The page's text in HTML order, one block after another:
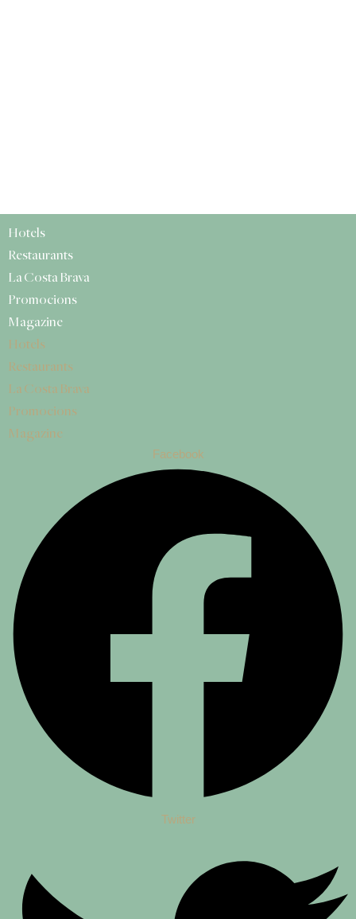
Hotels
Restaurants
La Costa Brava
Promocions
Magazine
Hotels
Restaurants
La Costa Brava
Promocions
Magazine
Facebook
Twitter